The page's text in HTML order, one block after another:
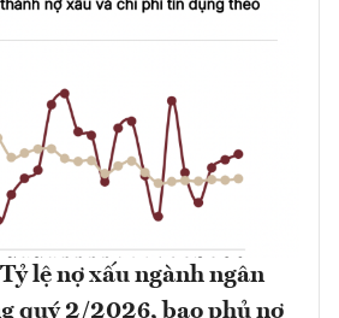
lệ nợ xấu ngành ngân
quý 2/2026, bao phủ nợ